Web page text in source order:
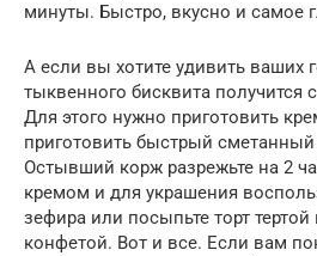
минуты. Быстро, вкусно и самое
А если вы хотите удивить ваших
тыквенного бисквита получится
Для этого нужно приготовить
приготовить быстрый
Остывший корж разрежьте на 2
кремом и для украшения
зефира или посыпьте торт
конфетой. Вот и все. Если вам